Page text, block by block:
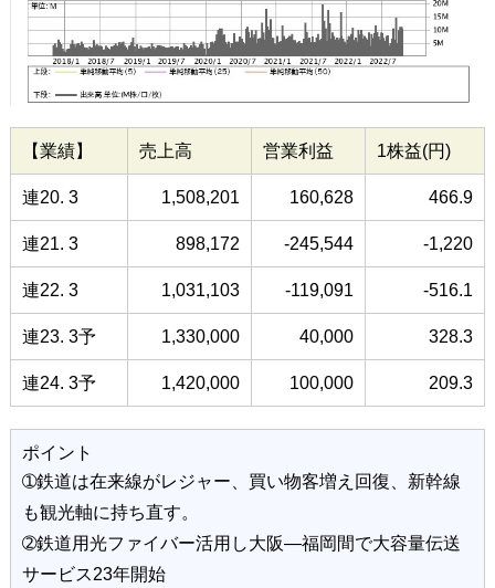
【業績】 売上高 営業利益 1株益(円)
連20. 3 1,508,201 160,628 466.9
連21. 3 898,172 -245,544 -1,220
連22. 3 1,031,103 -119,091 -516.1
連23. 3予 1,330,000 40,000 328.3
連24. 3予 1,420,000 100,000 209.3
ポイント
➀鉄道は在来線がレジャー、買い物客増え回復、新幹線
も観光軸に持ち直す。
➁鉄道用光ファイバー活用し大阪―福岡間で大容量伝送
サービス23年開始